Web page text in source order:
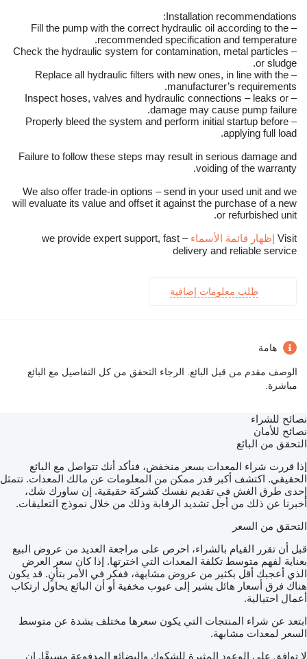
Installation recommendations:
– Fill the pump with the correct hydraulic oil according to the
recommended specification and temperature.
– Check the hydraulic system for contamination, metal particles
or sludge.
– Replace all hydraulic filters with new ones, in line with the
manufacturer’s requirements.
– Inspect hoses, valves and hydraulic connections – leaks or
damage may cause pump failure.
– Properly bleed the system and perform initial startup before
applying full load.
Failure to follow these steps may result in serious damage and
voiding of the warranty.
We also offer trade-in options – send in your used unit and we
will evaluate its value and offset it against the purchase of a new
or refurbished unit.
Visit إظهار قائمة الأسماء
– we provide expert support, fast
delivery and reliable service
طلب معلومات إضافية
هامة
الوصف مقدم من قبل البائع. الرجاء التحقق من كل التفاصيل مع البائع
مباشرة.
نصائح للشراء
نصائح للأمان
التحقق من البائع
إذا قررت شراء المعدات بسعر منخفض، فتأكد أنك تتواصل مع البائع
الحقيقي. اكتشف أكبر قدر ممكن من المعلومات عن مالك المعدات. تتمثل
إحدى طرق الغش في تقديم نفسك كشركة حقيقية. إن ساورك شك،
أخبرنا عن ذلك من أجل تشديد الرقابة وذلك من خلال نموذج التعليقات.
التحقق من السعر
قبل أن تقرر القيام بالشراء، احرص على مراجعة العديد من عروض البيع
بعناية لفهم متوسط تكلفة المعدات التي اخترتها. إذا كان سعر العرض
الذي أعجبك أقل بكثير من عروض مشابهة، ففكر في الأمر بتأنٍ. قد يكون
هناك فرق أسعار هائل يشير إلى عيوب مخفية أو أن البائع يحاول ارتكاب
أعمال احتيالية.
ابتعد عن شراء المنتجات التي يكون سعرها مختلف بشدة عن متوسط
السعر لمعدات مشابهة.
لا توافق على الوعود المثيرة للشكوك والبضائع المدفوعة مسبقًا. إن